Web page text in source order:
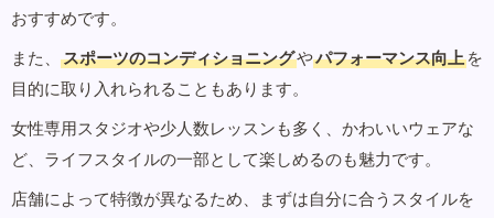
おすすめです。
また、
スポーツのコンディショニングやパフォーマンス向上 を
目的に取り入れられることもあります。
女性専用スタジオや少人数レッスンも多く、かわいいウェアな
ど、ライフスタイルの一部として楽しめるのも魅力です。
店舗によって特徴が異なるため、まずは自分に合うスタイルを